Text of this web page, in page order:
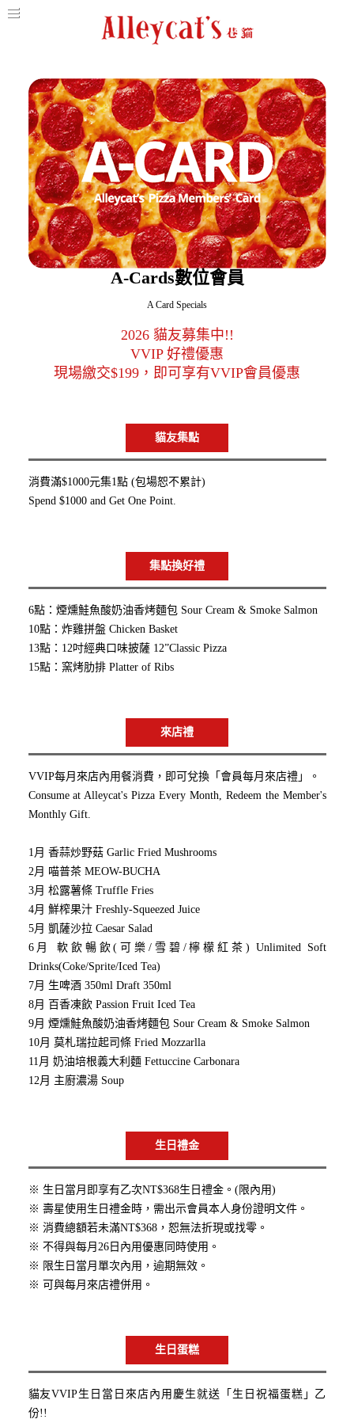
A-Cards數位會員
A Card Specials
2026 貓友募集中!!
VVIP 好禮優惠
現場繳交$199，即可享有VVIP會員優惠
貓友集點
消費滿$1000元集1點 (包場恕不累計)
Spend $1000 and Get One Point.
集點換好禮
6點：煙燻鮭魚酸奶油香烤麵包 Sour Cream & Smoke Salmon
10點：炸雞拼盤 Chicken Basket
13點：12吋經典口味披薩 12”Classic Pizza
15點：窯烤肋排 Platter of Ribs
來店禮
VVIP每月來店內用餐消費，即可兌換「會員每月來店禮」。
Consume at Alleycat's Pizza Every Month, Redeem the Member's
Monthly Gift.
1月 香蒜炒野菇 Garlic Fried Mushrooms
2月 喵普茶 MEOW-BUCHA
3月 松露薯條 Truffle Fries
4月 鮮榨果汁 Freshly-Squeezed Juice
5月 凱薩沙拉 Caesar Salad
6月 軟飲暢飲(可樂/雪碧/檸檬紅茶) Unlimited Soft
Drinks(Coke/Sprite/Iced Tea)
7月 生啤酒 350ml Draft 350ml
8月 百香凍飲 Passion Fruit Iced Tea
9月 煙燻鮭魚酸奶油香烤麵包 Sour Cream & Smoke Salmon
10月 莫札瑞拉起司條 Fried Mozzarlla
11月 奶油培根義大利麵 Fettuccine Carbonara
12月 主廚濃湯 Soup
生日禮金
※ 生日當月即享有乙次NT$368生日禮金。(限內用)
※ 壽星使用生日禮金時，需出示會員本人身份證明文件。
※ 消費總額若未滿NT$368，恕無法折現或找零。
※ 不得與每月26日內用優惠同時使用。
※ 限生日當月單次內用，逾期無效。
※ 可與每月來店禮併用。
生日蛋糕
貓友VVIP生日當日來店內用慶生就送「生日祝福蛋糕」乙
份!!